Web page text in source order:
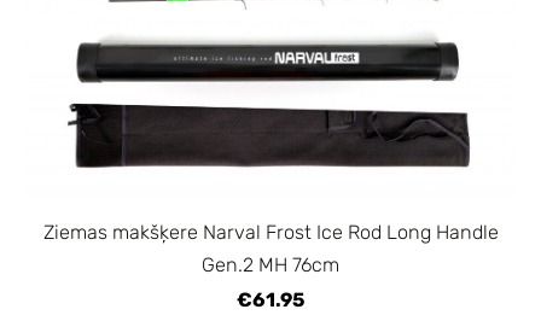
Ziemas makšķere Narval Frost Ice Rod Long Handle
Gen.2 MH 76cm
€61.95